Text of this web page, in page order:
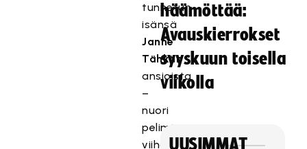
tunnetun
isänsä
Janne
Tähkän
ansioista
–
nuori
pelimies
viihdyttää
häämöttää:
Avauskierrokset
syyskuun toisella
viikolla
UUSIMMAT